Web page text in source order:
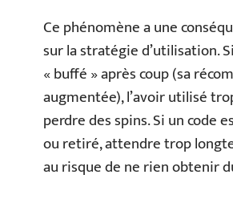
Ce phénomène a une
sur la stratégie d’utilisation.
« buffé » après coup (sa
augmentée), l’avoir utilisé
perdre des spins. Si un code
ou retiré, attendre trop
au risque de ne rien obtenir